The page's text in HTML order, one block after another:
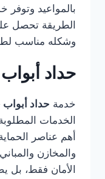
بالمواعيد وتوفر
الطريقة تحصل
وشكله مناسب
حداد
خدمة حداد
الخدمات
أهم عناصر
والمخازن
الأمان فقط، بل